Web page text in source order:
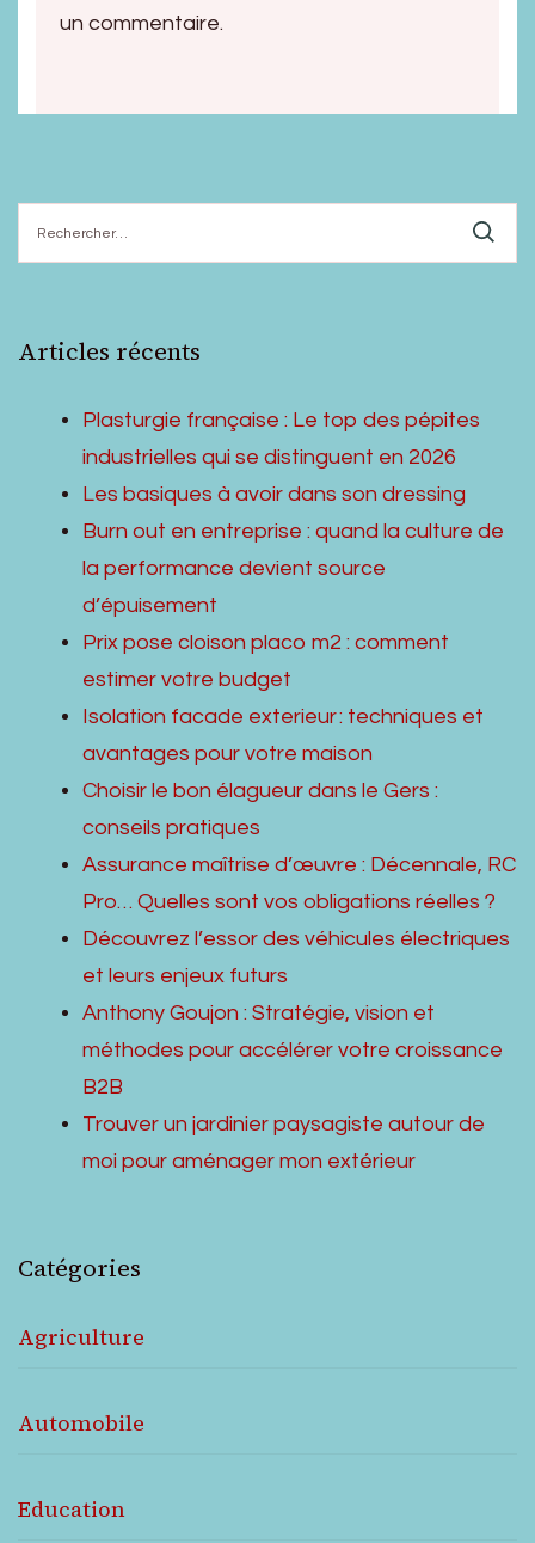
un commentaire.
Articles récents
Plasturgie française : Le top des pépites
industrielles qui se distinguent en 2026
Les basiques à avoir dans son dressing
Burn out en entreprise : quand la culture de
la performance devient source
d’épuisement
Prix pose cloison placo m2 : comment
estimer votre budget
Isolation facade exterieur : techniques et
avantages pour votre maison
Choisir le bon élagueur dans le Gers :
conseils pratiques
Assurance maîtrise d’œuvre : Décennale, RC
Pro… Quelles sont vos obligations réelles ?
Découvrez l’essor des véhicules électriques
et leurs enjeux futurs
Anthony Goujon : Stratégie, vision et
méthodes pour accélérer votre croissance
B2B
Trouver un jardinier paysagiste autour de
moi pour aménager mon extérieur
Catégories
Agriculture
Automobile
Education